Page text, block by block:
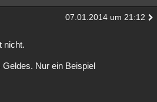
07.01.2014 um 21:12
nicht.
Nur ein Beispiel